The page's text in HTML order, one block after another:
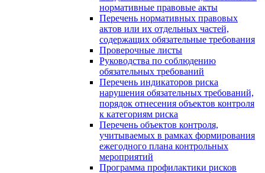
нормативные правовые акты
Перечень нормативных правовых
актов или их отдельных частей,
содержащих обязательные требования
Проверочные листы
Руководства по соблюдению
обязательных требований
Перечень индикаторов риска
нарушения обязательных требований,
порядок отнесения объектов контроля
к категориям риска
Перечень объектов контроля,
учитываемых в рамках формирования
ежегодного плана контрольных
мероприятий
Программа профилактики рисков